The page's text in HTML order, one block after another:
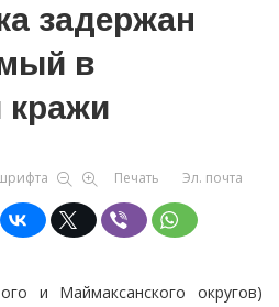
задержан
в
кражи
Печать Эл. почта
и Маймаксанского округов)